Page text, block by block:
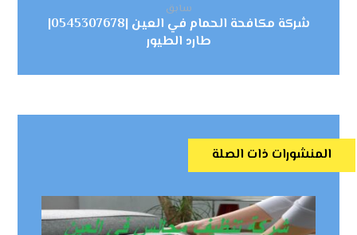
سابق
شركة مكافحة الحمام في العين |0545307678|
طارد الطيور
المنشورات ذات الصلة